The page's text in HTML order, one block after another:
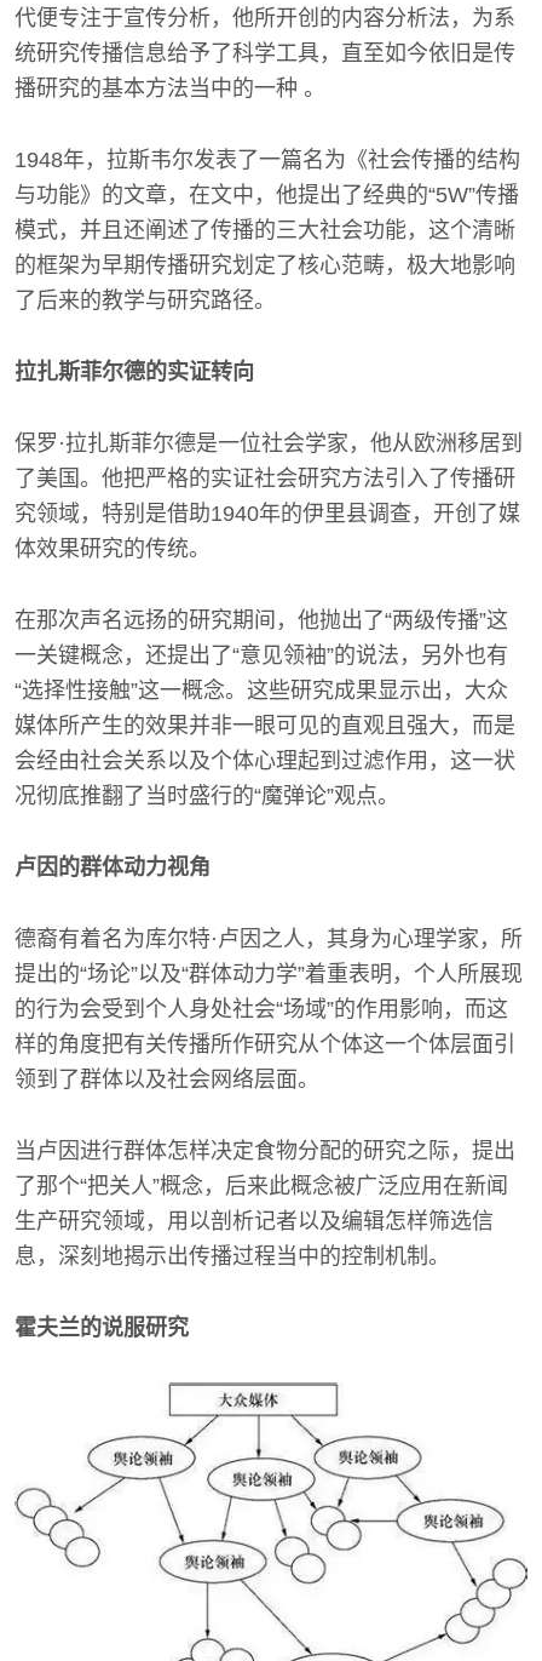
代便专注于宣传分析，他所开创的内容分析法，为系
统研究传播信息给予了科学工具，直至如今依旧是传
播研究的基本方法当中的一种 。
1948年，拉斯韦尔发表了一篇名为《社会传播的结构
与功能》的文章，在文中，他提出了经典的“5W”传播
模式，并且还阐述了传播的三大社会功能，这个清晰
的框架为早期传播研究划定了核心范畴，极大地影响
了后来的教学与研究路径。
拉扎斯菲尔德的实证转向
保罗·拉扎斯菲尔德是一位社会学家，他从欧洲移居到
了美国。他把严格的实证社会研究方法引入了传播研
究领域，特别是借助1940年的伊里县调查，开创了媒
体效果研究的传统。
在那次声名远扬的研究期间，他抛出了“两级传播”这
一关键概念，还提出了“意见领袖”的说法，另外也有
“选择性接触”这一概念。这些研究成果显示出，大众
媒体所产生的效果并非一眼可见的直观且强大，而是
会经由社会关系以及个体心理起到过滤作用，这一状
况彻底推翻了当时盛行的“魔弹论”观点。
卢因的群体动力视角
德裔有着名为库尔特·卢因之人，其身为心理学家，所
提出的“场论”以及“群体动力学”着重表明，个人所展现
的行为会受到个人身处社会“场域”的作用影响，而这
样的角度把有关传播所作研究从个体这一个体层面引
领到了群体以及社会网络层面。
当卢因进行群体怎样决定食物分配的研究之际，提出
了那个“把关人”概念，后来此概念被广泛应用在新闻
生产研究领域，用以剖析记者以及编辑怎样筛选信
息，深刻地揭示出传播过程当中的控制机制。
霍夫兰的说服研究